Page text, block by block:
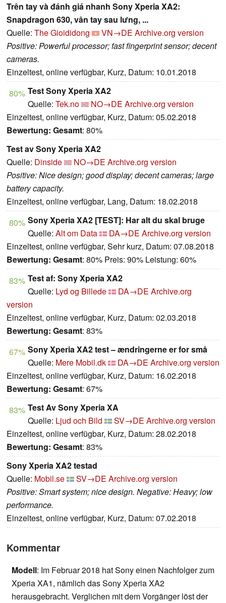
Trên tay và đánh giá nhanh Sony Xperia XA2:
Snapdragon 630, vân tay sau lưng, ...
Quelle: The Gioididong VN→DE Archive.org version
Positive: Powerful processor; fast fingerprint sensor; decent
cameras.
Einzeltest, online verfügbar, Kurz, Datum: 10.01.2018
80% Test Sony Xperia XA2
Quelle: Tek.no NO→DE Archive.org version
Einzeltest, online verfügbar, Kurz, Datum: 05.02.2018
Bewertung: Gesamt: 80%
Test av Sony Xperia XA2
Quelle: Dinside NO→DE Archive.org version
Positive: Nice design; good display; decent cameras; large
battery capacity.
Einzeltest, online verfügbar, Lang, Datum: 18.02.2018
80% Sony Xperia XA2 [TEST]: Har alt du skal bruge
Quelle: Alt om Data DA→DE Archive.org version
Einzeltest, online verfügbar, Sehr kurz, Datum: 07.08.2018
Bewertung: Gesamt: 80% Preis: 90% Leistung: 60%
83% Test af: Sony Xperia XA2
Quelle: Lyd og Billede DA→DE Archive.org
version
Einzeltest, online verfügbar, Kurz, Datum: 02.03.2018
Bewertung: Gesamt: 83%
67% Sony Xperia XA2 test – ændringerne er for små
Quelle: Mere Mobil.dk DA→DE Archive.org version
Einzeltest, online verfügbar, Kurz, Datum: 16.02.2018
Bewertung: Gesamt: 67%
83% Test Av Sony Xperia XA
Quelle: Ljud och Bild SV→DE Archive.org version
Einzeltest, online verfügbar, Kurz, Datum: 28.02.2018
Bewertung: Gesamt: 83%
Sony Xperia XA2 testad
Quelle: Mobil.se SV→DE Archive.org version
Positive: Smart system; nice design. Negative: Heavy; low
performance.
Einzeltest, online verfügbar, Kurz, Datum: 07.02.2018
Kommentar
Modell: Im Februar 2018 hat Sony einen Nachfolger zum
Xperia XA1, nämlich das Sony Xperia XA2
herausgebracht. Verglichen mit dem Vorgänger löst der